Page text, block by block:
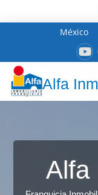
México
Alfa
Alfa